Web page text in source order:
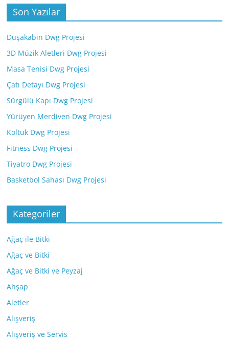
Son Yazılar
Duşakabin Dwg Projesi
3D Müzik Aletleri Dwg Projesi
Masa Tenisi Dwg Projesi
Çatı Detayı Dwg Projesi
Sürgülü Kapı Dwg Projesi
Yürüyen Merdiven Dwg Projesi
Koltuk Dwg Projesi
Fitness Dwg Projesi
Tiyatro Dwg Projesi
Basketbol Sahası Dwg Projesi
Kategoriler
Ağaç ile Bitki
Ağaç ve Bitki
Ağaç ve Bitki ve Peyzaj
Ahşap
Aletler
Alışveriş
Alışveriş ve Servis